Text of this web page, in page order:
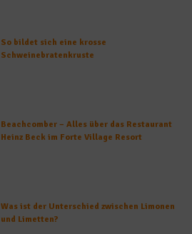
So bildet sich eine krosse
Schweinebratenkruste
Beachcomber – Alles über das Restaurant
Heinz Beck im Forte Village Resort
Was ist der Unterschied zwischen Limonen
und Limetten?